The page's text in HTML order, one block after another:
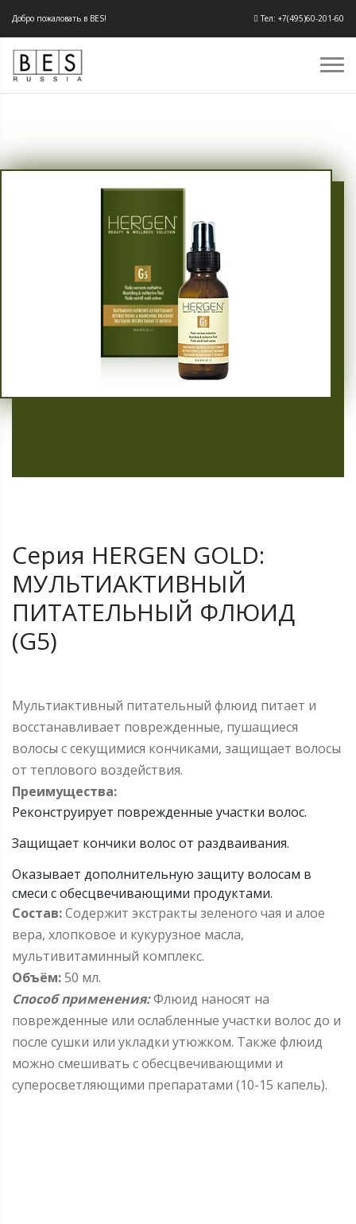
Добро пожаловать в BES! Тел: +7(495)60-201-60
Cерия HERGEN GOLD:
МУЛЬТИАКТИВНЫЙ
ПИТАТЕЛЬНЫЙ ФЛЮИД
(G5)
Мультиактивный питательный флюид питает и
восстанавливает поврежденные, пушащиеся
волосы с секущимися кончиками, защищает волосы
от теплового воздействия.
Преимущества:
Реконструирует поврежденные участки волос.
Защищает кончики волос от раздваивания.
Оказывает дополнительную защиту волосам в
смеси с обесцвечивающими продуктами.
Состав:Содержит экстракты зеленого чая и алое
вера, хлопковое и кукурузное масла,
мультивитаминный комплекс.
Объём:50 мл.
Способ применения:Флюид наносят на
поврежденные или ослабленные участки волос до и
после сушки или укладки утюжком. Также флюид
можно смешивать с обесцвечивающими и
суперосветляющими препаратами (10-15 капель).